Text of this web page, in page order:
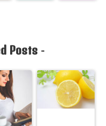
Posts-